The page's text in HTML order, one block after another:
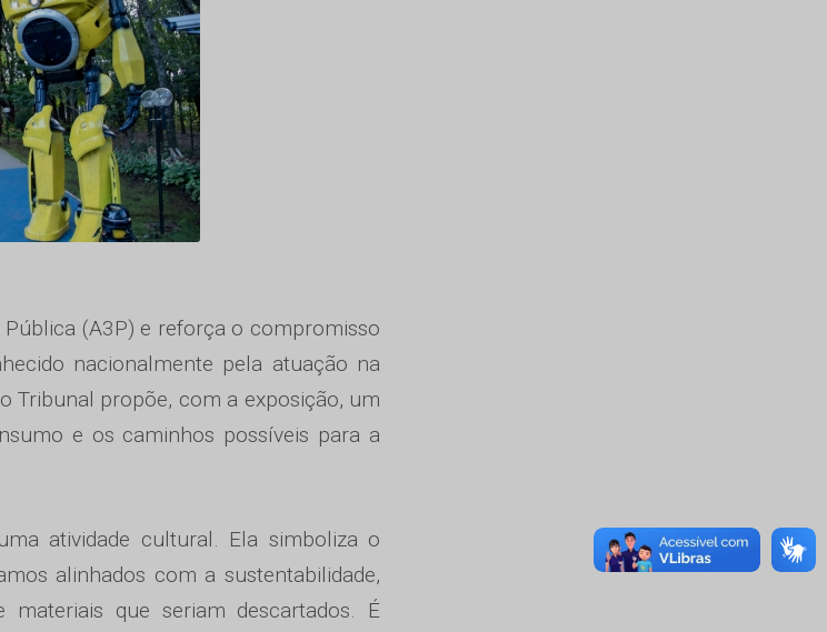
(A3P) e reforça o compromisso
nacionalmente pela atuação na
Tribunal propõe, com a exposição, um
e os caminhos possíveis para a
atividade cultural. Ela simboliza o
alinhados com a sustentabilidade,
que seriam descartados. É